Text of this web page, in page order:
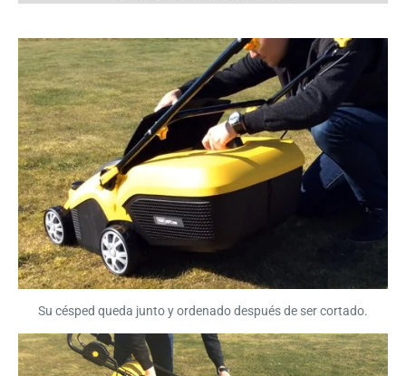
Su césped queda junto y ordenado después de ser cortado.